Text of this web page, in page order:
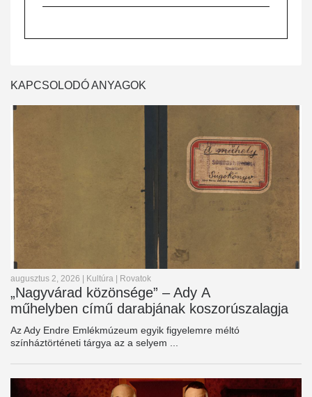
KAPCSOLODÓ ANYAGOK
augusztus 2, 2026 Kultúra Rovatok
„Nagyvárad közönsége” – Ady A
műhelyben című darabjának koszorúszalagja
Az Ady Endre Emlékmúzeum egyik figyelemre méltó
színháztörténeti tárgya az a selyem ...